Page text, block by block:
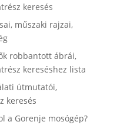
keresés
műszaki rajzai,
robbantott ábrái,
kereséshez lista
útmutatói,
keresés
a Gorenje mosógép?